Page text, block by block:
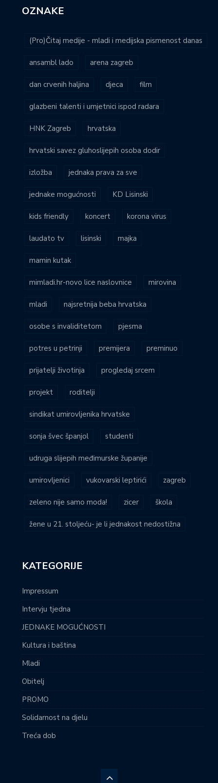
OZNAKE
(Pro)Čitaj medije - mladi i medijska pismenost danas
ansambl lado arena zagreb
dan crvenih haljina djeca film
glazbeni talenti i umjetnici ispod radara
HNK Zagreb hrvatska
hrvatski savez gluhoslijepih osoba dodir
izložba jednaka prava za sve
jednake mogućnosti KD Lisinski
kids friendly koncert korona virus
laudato tv lisinski majka
mamin kutak
mimladi.hr-novo lice naslovnice mirovina
mladi najsretnija beba hrvatska
osobe s invaliditetom pjesma
potres u petrinji premijera preminuo
prijatelji životinja progledaj srcem
projekt roditelji
sindikat umirovljenika hrvatske
sonja švec španjol studenti
udruga slijepih međimurske županije
umirovljenici vukovarski leptirići zagreb
zeleno nije samo moda! zicer škola
žene u 21. stoljeću- je li jednakost nedostižna
KATEGORIJE
Impressum
Intervju tjedna
JEDNAKE MOGUĆNOSTI
Kultura i baština
Mladi
Obitelj
PROMO
Solidarnost na djelu
Treća dob